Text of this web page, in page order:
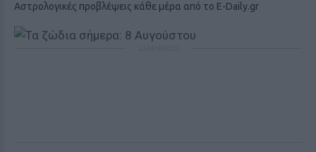
Αστρολογικές προβλέψεις κάθε μέρα από το E-Daily.gr